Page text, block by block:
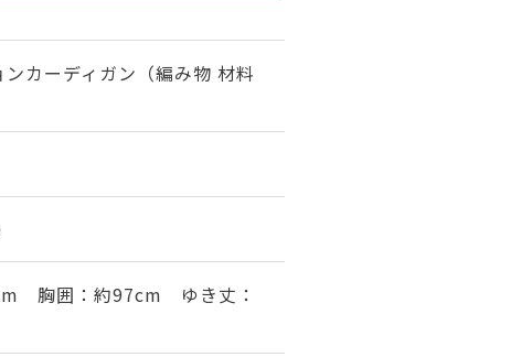
カーディガン（編み物 材料
胸囲：約97cm ゆき丈：